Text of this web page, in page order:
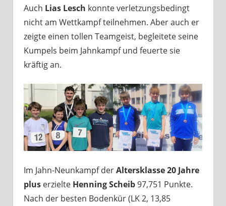
Auch Lias Lesch konnte verletzungsbedingt
nicht am Wettkampf teilnehmen. Aber auch er
zeigte einen tollen Teamgeist, begleitete seine
Kumpels beim Jahnkampf und feuerte sie
kräftig an.
Im Jahn-Neunkampf derAltersklasse 20 Jahre
pluserzielte Henning Scheib97,751 Punkte.
Nach der besten Bodenkür (LK 2, 13,85